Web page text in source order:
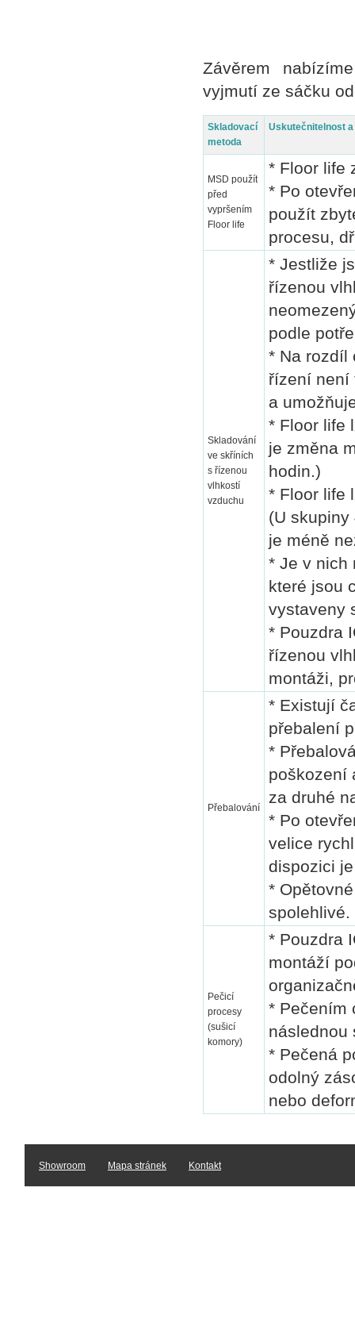
Závěrem
vyjmutí ze sáčku
Skladovací
metoda
Uskutečnitelnost
MSD použít
před
vypršením
Floor life
* Floor life
* Po
použít
procesu,
Skladování
ve skříních
s řízenou
vlhkostí
vzduchu
* Jestliže
řízenou
podle
* Na rozdíl
řízení není
a
* Floor life
je změna
hodin.)
* Floor life
(U
je méně
* Je v nich
které jsou
vystaveny
* Pouzdra
řízenou
montáži,
Přebalování
* Existují
přebalení
*
poškození
za druhé
* Po
velice
dispozici
*
spolehlivé.
Pečicí
procesy
(sušicí
komory)
* Pouzdra
montáží
* Pečením
následnou
* Pečená
odolný
nebo
Showroom Mapa stránek Kontakt